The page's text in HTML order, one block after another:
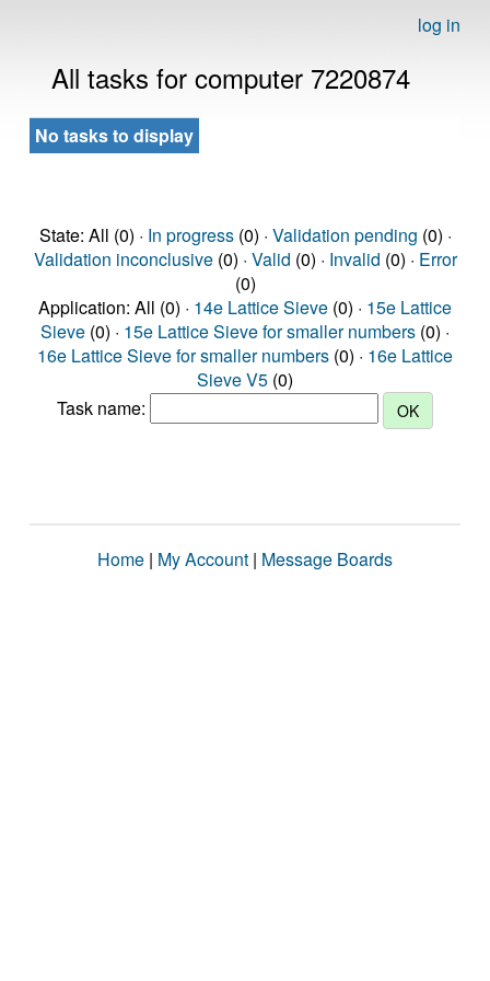
log in
All tasks for computer 7220874
No tasks to display
State: All (0) · In progress(0) · Validation pending (0) ·
Validation inconclusive(0) · Valid (0) · Invalid (0) · Error
(0)
Application: All (0) · 14e Lattice Sieve (0) · 15e Lattice
Sieve (0) · 15e Lattice Sieve for smaller numbers (0) ·
16e Lattice Sieve for smaller numbers (0) · 16e Lattice
Sieve V5 (0)
Task name:
Home | My Account | Message Boards